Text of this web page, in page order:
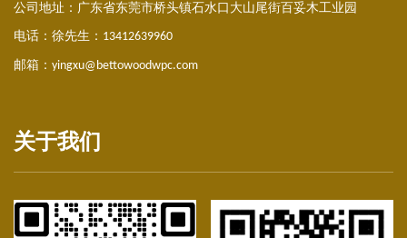
公司地址： 广东省东莞市桥头镇石水口大山尾街百妥木工业园
电话：徐先生： 13412639960
邮箱： yingxu@bettowoodwpc.com
关于我们